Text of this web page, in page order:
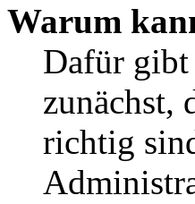
Warum
Dafür gibt
zunächst,
richtig